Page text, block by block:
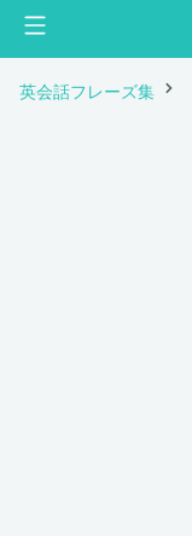
英会話フレーズ集